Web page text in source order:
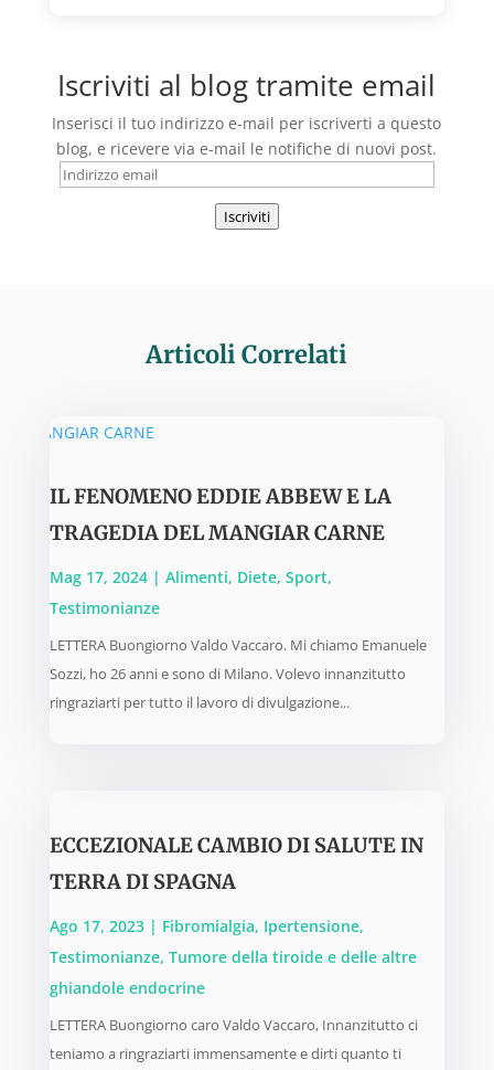
Iscriviti al blog tramite email
Inserisci il tuo indirizzo e-mail per iscriverti a questo
blog, e ricevere via e-mail le notifiche di nuovi post.
Indirizzo
Iscriviti
Articoli Correlati
IL FENOMENO EDDIE ABBEW E LA
TRAGEDIA DEL MANGIAR CARNE
Mag 17, 2024| Alimenti, Diete, Sport,
Testimonianze
LETTERA Buongiorno Valdo Vaccaro. Mi chiamo Emanuele
Sozzi, ho 26 anni e sono di Milano. Volevo innanzitutto
ringraziarti per tutto il lavoro di divulgazione...
ECCEZIONALE CAMBIO DI SALUTE IN
TERRA DI SPAGNA
Ago 17, 2023| Fibromialgia, Ipertensione,
Testimonianze, Tumore della tiroide e delle altre
ghiandole endocrine
LETTERA Buongiorno caro Valdo Vaccaro, Innanzitutto ci
teniamo a ringraziarti immensamente e dirti quanto ti